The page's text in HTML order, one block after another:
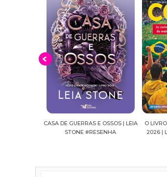
GUERRAS E OSSOS | LEIA
O LIVRO DE OURO DAS COPAS
2026 | LYCIO VELLOZO RIBAS